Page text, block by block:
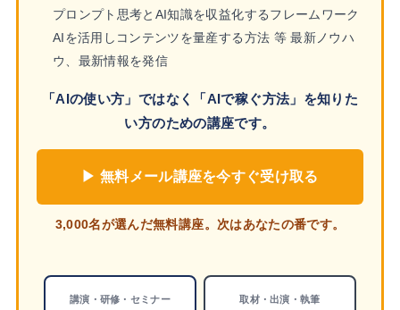
プロンプト思考とAI知識を収益化するフレームワーク
AIを活用しコンテンツを量産する方法 等 最新ノウハ
ウ、最新情報を発信
「AIの使い方」ではなく「AIで稼ぐ方法」を知りた
い方のための講座です。
▶ 無料メール講座を今すぐ受け取る
3,000名が選んだ無料講座。次はあなたの番です。
講演・研修・セミナー 取材・出演・執筆